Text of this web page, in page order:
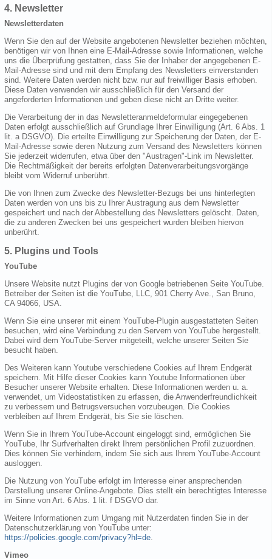
4. Newsletter
Newsletterdaten
Wenn Sie den auf der Website angebotenen Newsletter beziehen möchten,
benötigen wir von Ihnen eine E-Mail-Adresse sowie Informationen, welche
uns die Überprüfung gestatten, dass Sie der Inhaber der angegebenen E-
Mail-Adresse sind und mit dem Empfang des Newsletters einverstanden
sind. Weitere Daten werden nicht bzw. nur auf freiwilliger Basis erhoben.
Diese Daten verwenden wir ausschließlich für den Versand der
angeforderten Informationen und geben diese nicht an Dritte weiter.
Die Verarbeitung der in das Newsletteranmeldeformular eingegebenen
Daten erfolgt ausschließlich auf Grundlage Ihrer Einwilligung (Art. 6 Abs. 1
lit. a DSGVO). Die erteilte Einwilligung zur Speicherung der Daten, der E-
Mail-Adresse sowie deren Nutzung zum Versand des Newsletters können
Sie jederzeit widerrufen, etwa über den "Austragen"-Link im Newsletter.
Die Rechtmäßigkeit der bereits erfolgten Datenverarbeitungsvorgänge
bleibt vom Widerruf unberührt.
Die von Ihnen zum Zwecke des Newsletter-Bezugs bei uns hinterlegten
Daten werden von uns bis zu Ihrer Austragung aus dem Newsletter
gespeichert und nach der Abbestellung des Newsletters gelöscht. Daten,
die zu anderen Zwecken bei uns gespeichert wurden bleiben hiervon
unberührt.
5. Plugins und Tools
YouTube
Unsere Website nutzt Plugins der von Google betriebenen Seite YouTube.
Betreiber der Seiten ist die YouTube, LLC, 901 Cherry Ave., San Bruno,
CA 94066, USA.
Wenn Sie eine unserer mit einem YouTube-Plugin ausgestatteten Seiten
besuchen, wird eine Verbindung zu den Servern von YouTube hergestellt.
Dabei wird dem YouTube-Server mitgeteilt, welche unserer Seiten Sie
besucht haben.
Des Weiteren kann Youtube verschiedene Cookies auf Ihrem Endgerät
speichern. Mit Hilfe dieser Cookies kann Youtube Informationen über
Besucher unserer Website erhalten. Diese Informationen werden u. a.
verwendet, um Videostatistiken zu erfassen, die Anwenderfreundlichkeit
zu verbessern und Betrugsversuchen vorzubeugen. Die Cookies
verbleiben auf Ihrem Endgerät, bis Sie sie löschen.
Wenn Sie in Ihrem YouTube-Account eingeloggt sind, ermöglichen Sie
YouTube, Ihr Surfverhalten direkt Ihrem persönlichen Profil zuzuordnen.
Dies können Sie verhindern, indem Sie sich aus Ihrem YouTube-Account
ausloggen.
Die Nutzung von YouTube erfolgt im Interesse einer ansprechenden
Darstellung unserer Online-Angebote. Dies stellt ein berechtigtes Interesse
im Sinne von Art. 6 Abs. 1 lit. f DSGVO dar.
Weitere Informationen zum Umgang mit Nutzerdaten finden Sie in der
Datenschutzerklärung von YouTube unter:
https://policies.google.com/privacy?hl=de
Vimeo